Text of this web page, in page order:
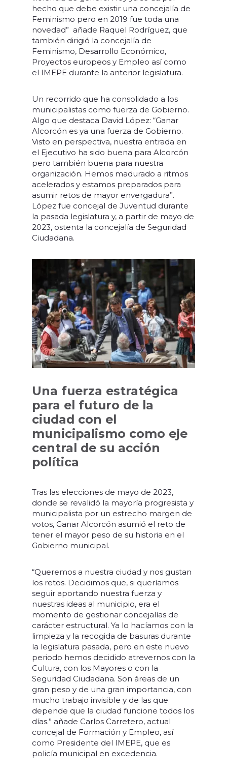
hecho que debe existir una concejalía de
Feminismo pero en 2019 fue toda una
novedad” añade Raquel Rodríguez, que
también dirigió la concejalía de
Feminismo, Desarrollo Económico,
Proyectos europeos y Empleo así como
el IMEPE durante la anterior legislatura.
Un recorrido que ha consolidado a los
municipalistas como fuerza de Gobierno.
Algo que destaca David López: “Ganar
Alcorcón es ya una fuerza de Gobierno.
Visto en perspectiva, nuestra entrada en
el Ejecutivo ha sido buena para Alcorcón
pero también buena para nuestra
organización. Hemos madurado a ritmos
acelerados y estamos preparados para
asumir retos de mayor envergadura”.
López fue concejal de Juventud durante
la pasada legislatura y, a partir de mayo de
2023, ostenta la concejalía de Seguridad
Ciudadana.
Una fuerza estratégica
para el futuro de la
ciudad con el
municipalismo como eje
central de su acción
política
Tras las elecciones de mayo de 2023,
donde se revalidó la mayoría progresista y
municipalista por un estrecho margen de
votos, Ganar Alcorcón asumió el reto de
tener el mayor peso de su historia en el
Gobierno municipal.
“Queremos a nuestra ciudad y nos gustan
los retos. Decidimos que, si queríamos
seguir aportando nuestra fuerza y
nuestras ideas al municipio, era el
momento de gestionar concejalías de
carácter estructural. Ya lo hacíamos con la
limpieza y la recogida de basuras durante
la legislatura pasada, pero en este nuevo
periodo hemos decidido atrevernos con la
Cultura, con los Mayores o con la
Seguridad Ciudadana. Son áreas de un
gran peso y de una gran importancia, con
mucho trabajo invisible y de las que
depende que la ciudad funcione todos los
días.” añade Carlos Carretero, actual
concejal de Formación y Empleo, así
como Presidente del IMEPE, que es
policía municipal en excedencia.